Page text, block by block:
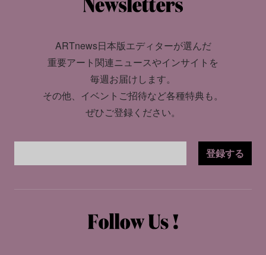
ARTnews日本版エディターが選んだ
重要アート関連ニュースやインサイトを
毎週お届けします。
その他、イベントご招待など各種特典も。
ぜひご登録ください。
登録する